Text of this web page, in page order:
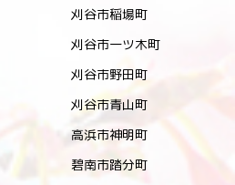
刈谷市稲場町
刈谷市一ツ木町
刈谷市野田町
刈谷市青山町
高浜市神明町
碧南市踏分町